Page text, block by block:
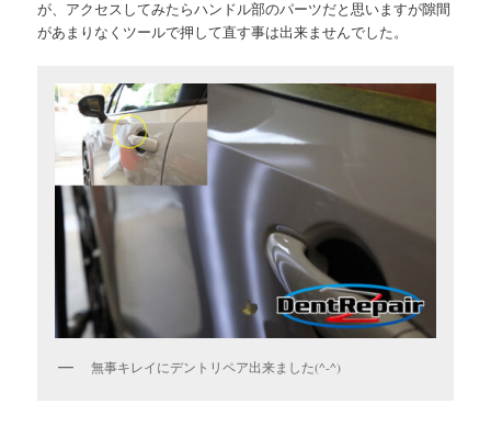
が、アクセスしてみたらハンドル部のパーツだと思いますが隙間
があまりなくツールで押して直す事は出来ませんでした。
無事キレイにデントリペア出来ました(^-^)